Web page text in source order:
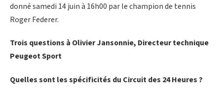
donné samedi 14 juin à 16h00 par le champion de tennis
Roger Federer.
Trois questions à Olivier Jansonnie, Directeur technique
Peugeot Sport
Quelles sont les spécificités du Circuit des 24 Heures ?